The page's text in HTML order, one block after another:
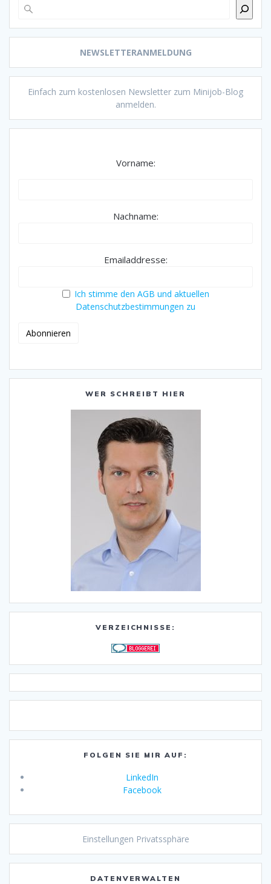
NEWSLETTERANMELDUNG
Einfach zum kostenlosen Newsletter zum Minijob-Blog
anmelden.
Vorname:
Nachname:
Emailaddresse:
Ich stimme den AGB und aktuellen
Datenschutzbestimmungen zu
WER SCHREIBT HIER
VERZEICHNISSE:
FOLGEN SIE MIR AUF:
LinkedIn
Facebook
Einstellungen Privatssphäre
DATENVERWALTEN